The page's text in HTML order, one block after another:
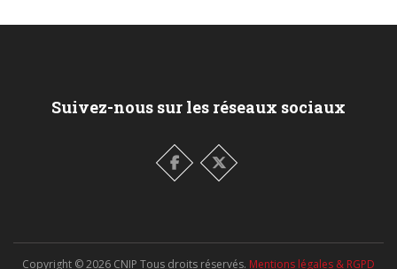
Suivez-nous sur les réseaux sociaux
Copyright ©2026 CNIP Tous droits réservés. Mentions légales & RGPD